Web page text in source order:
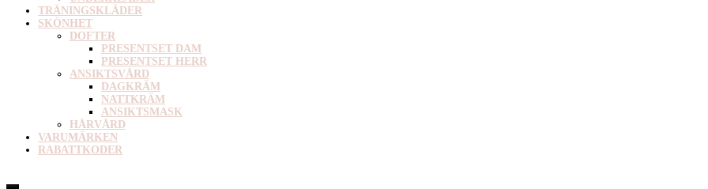
TRÄNINGSKLÄDER
SKÖNHET
DOFTER
PRESENTSET DAM
PRESENTSET HERR
ANSIKTSVÅRD
DAGKRÄM
NATTKRÄM
ANSIKTSMASK
HÅRVÅRD
VARUMÄRKEN
RABATTKODER